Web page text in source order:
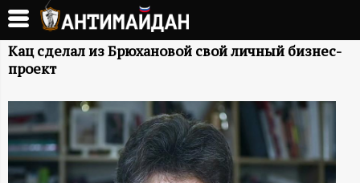
Перейти
основному
содержанию
А
Т
И
Кац сделал из Брюхановой свой личный бизнес-
проект